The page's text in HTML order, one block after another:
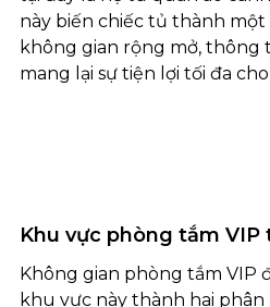
này biến chiếc tủ thành
không gian rộng mở, thông
mang lại sự tiện lợi tối đa
Khu vực phòng tắm
Không gian phòng tắm VIP
khu vực này thành hai